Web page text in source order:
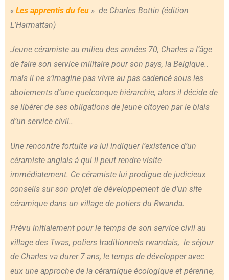
« Les apprentis du feu » de Charles Bottin (édition
L’Harmattan)
Jeune céramiste au milieu des années 70, Charles a l’âge
de faire son service militaire pour son pays, la Belgique..
mais il ne s’imagine pas vivre au pas cadencé sous les
aboiements d’une quelconque hiérarchie, alors il décide de
se libérer de ses obligations de jeune citoyen par le biais
d’un service civil..
Une rencontre fortuite va lui indiquer l’existence d’un
céramiste anglais à qui il peut rendre visite
immédiatement. Ce céramiste lui prodigue de judicieux
conseils sur son projet de développement de d’un site
céramique dans un village de potiers du Rwanda.
Prévu initialement pour le temps de son service civil au
village des Twas, potiers traditionnels rwandais, le séjour
de Charles va durer 7 ans, le temps de développer avec
eux une approche de la céramique écologique et pérenne,